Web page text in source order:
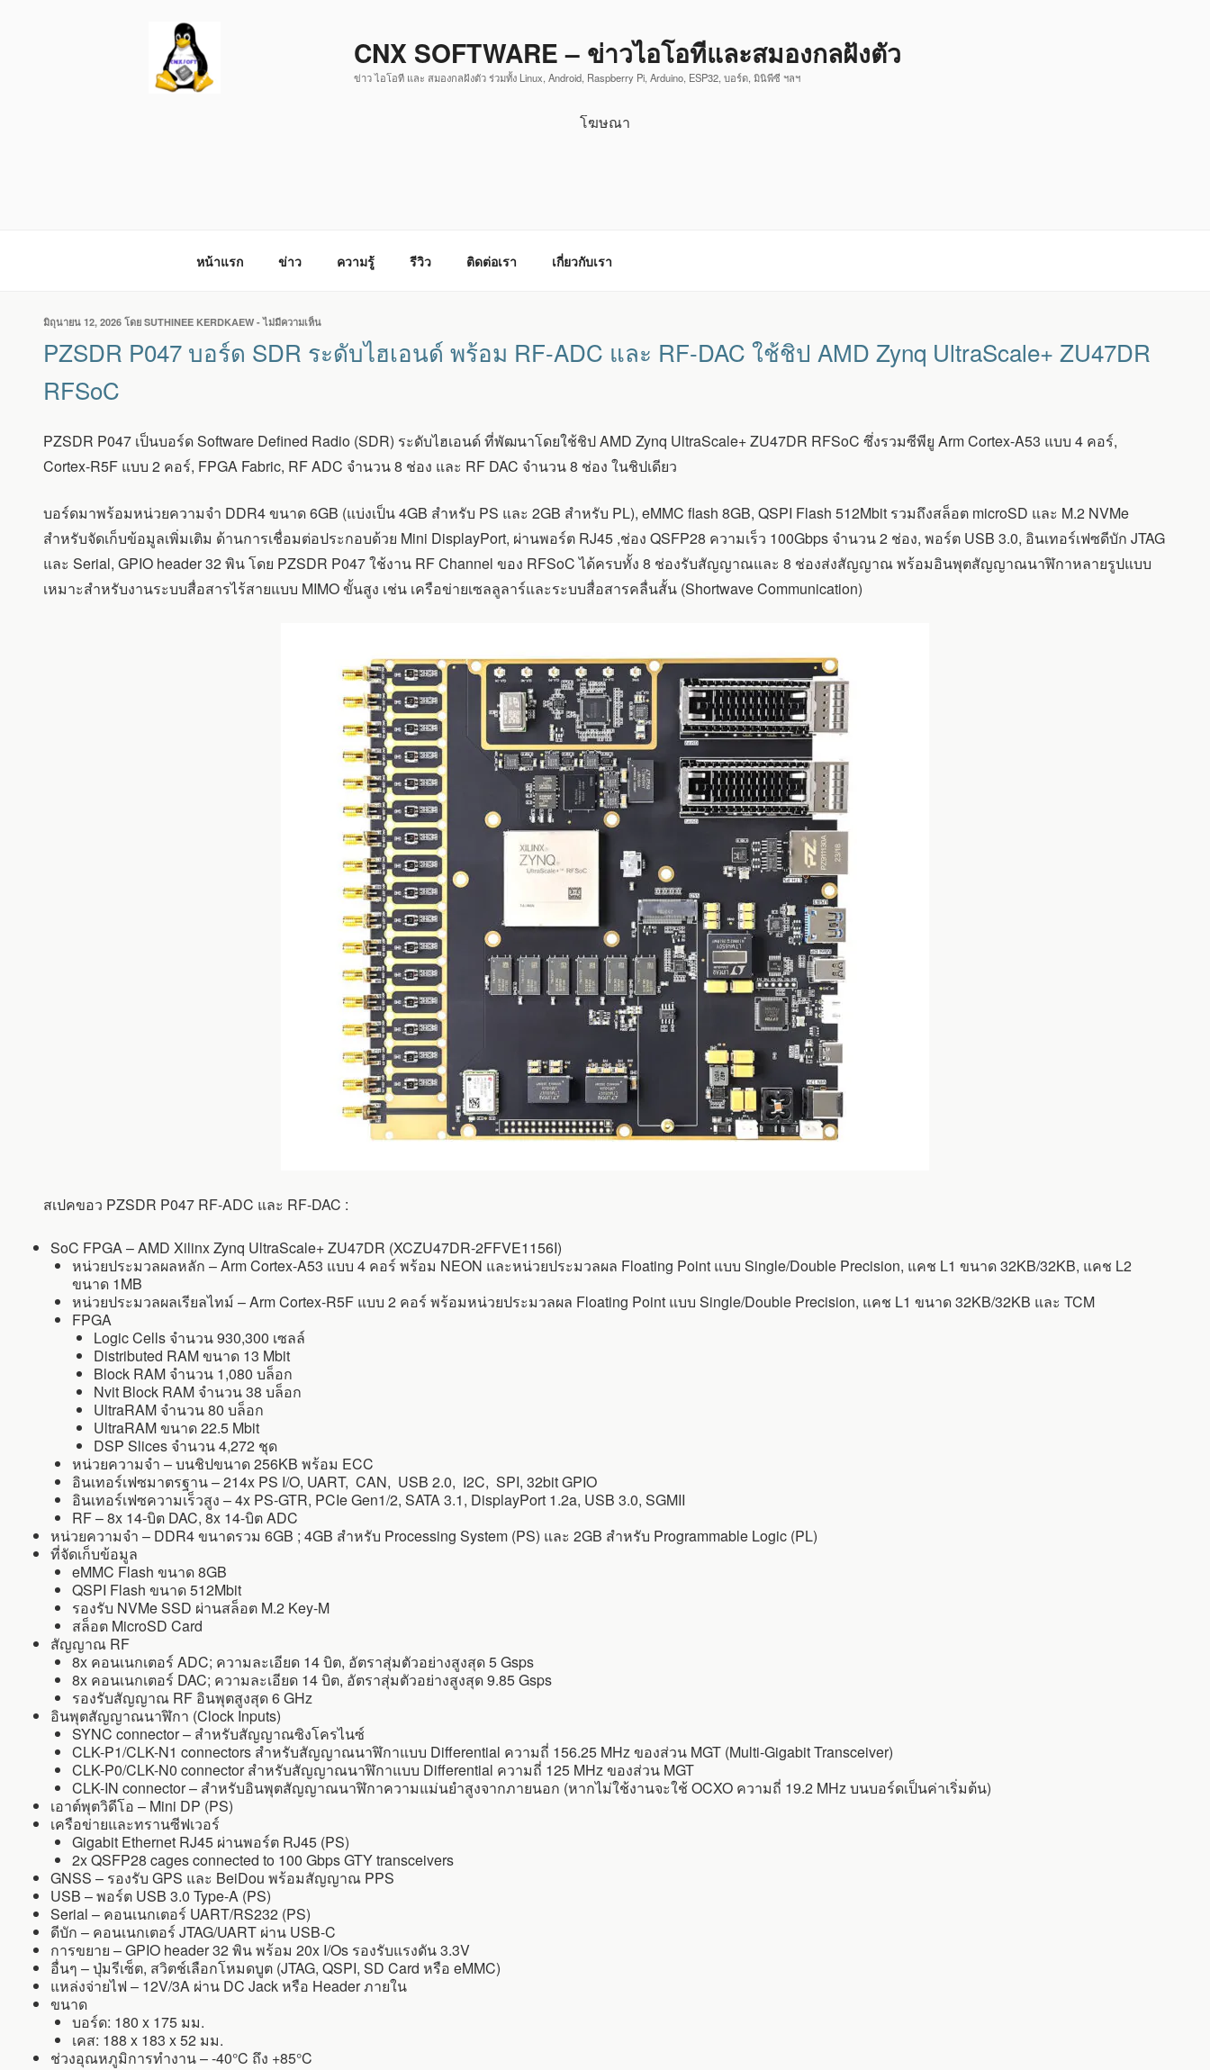
CNX SOFTWARE – ข่าวไอโอทีและสมองกลฝังตัว
ข่าว ไอโอที และ สมองกลฝังตัว ร่วมทั้ง Linux, Android, Raspberry Pi, Arduino, ESP32, บอร์ด, มินิพีซี ฯลฯ
โฆษณา
หน้าแรก ข่าว ความรู้ รีวิว ติดต่อเรา เกี่ยวกับเรา
เขียน
ที่
มิถุนายน 12, 2026 โดย SUTHINEE KERDKAEW -ไม่มีความเห็น
P047
ไฮ
เอน
ด์
RF-
และ
RF-
ใช้
ULTRASCALE+
ZU47DR
RFSOC
PZSDR P047 บอร์ด SDR ระดับไฮเอนด์ พร้อม RF-ADC และ RF-DAC ใช้ชิป AMD Zynq UltraScale+ ZU47DR
RFSoC
PZSDR P047 เป็นบอร์ด Software Defined Radio (SDR) ระดับไฮเอนด์ ที่พัฒนาโดยใช้ชิป AMD Zynq UltraScale+ ZU47DR RFSoC ซึ่งรวมซีพียู Arm Cortex-A53 แบบ 4 คอร์,
Cortex-R5F แบบ 2 คอร์, FPGA Fabric, RF ADC จำนวน 8 ช่อง และ RF DAC จำนวน 8 ช่อง ในชิปเดียว
บอร์ดมาพร้อมหน่วยความจำ DDR4 ขนาด 6GB (แบ่งเป็น 4GB สำหรับ PS และ 2GB สำหรับ PL), eMMC flash 8GB, QSPI Flash 512Mbit รวมถึงสล็อต microSD และ M.2 NVMe
สำหรับจัดเก็บข้อมูลเพิ่มเติม ด้านการเชื่อมต่อประกอบด้วย Mini DisplayPort, ผ่านพอร์ต RJ45 ,ช่อง QSFP28 ความเร็ว 100Gbps จำนวน 2 ช่อง, พอร์ต USB 3.0, อินเทอร์เฟซดีบัก JTAG
และ Serial, GPIO header 32 พิน โดย PZSDR P047 ใช้งาน RF Channel ของ RFSoC ได้ครบทั้ง 8 ช่องรับสัญญาณและ 8 ช่องส่งสัญญาณ พร้อมอินพุตสัญญาณนาฬิกาหลายรูปแบบ
เหมาะสำหรับงานระบบสื่อสารไร้สายแบบ MIMO ขั้นสูง เช่น เครือข่ายเซลลูลาร์และระบบสื่อสารคลื่นสั้น (Shortwave Communication)
สเปคขอว PZSDR P047 RF-ADC และ RF-DAC :
SoC FPGA – AMD Xilinx Zynq UltraScale+ ZU47DR (XCZU47DR-2FFVE1156I)
หน่วยประมวลผลหลัก – Arm Cortex-A53 แบบ 4 คอร์ พร้อม NEON และหน่วยประมวลผล Floating Point แบบ Single/Double Precision, แคช L1 ขนาด 32KB/32KB, แคช L2
ขนาด 1MB
หน่วยประมวลผลเรียลไทม์ – Arm Cortex-R5F แบบ 2 คอร์ พร้อมหน่วยประมวลผล Floating Point แบบ Single/Double Precision, แคช L1 ขนาด 32KB/32KB และ TCM
FPGA
Logic Cells จำนวน 930,300 เซลล์
Distributed RAM ขนาด 13 Mbit
Block RAM จำนวน 1,080 บล็อก
Nvit Block RAM จำนวน 38 บล็อก
UltraRAM จำนวน 80 บล็อก
UltraRAM ขนาด 22.5 Mbit
DSP Slices จำนวน 4,272 ชุด
หน่วยความจำ – บนชิปขนาด 256KB พร้อม ECC
อินเทอร์เฟซมาตรฐาน – 214x PS I/O, UART, CAN, USB 2.0, I2C, SPI, 32bit GPIO
อินเทอร์เฟซความเร็วสูง – 4x PS-GTR, PCIe Gen1/2, SATA 3.1, DisplayPort 1.2a, USB 3.0, SGMII
RF – 8x 14-บิต DAC, 8x 14-บิต ADC
หน่วยความจำ – DDR4 ขนาดรวม 6GB ; 4GB สำหรับ Processing System (PS) และ 2GB สำหรับ Programmable Logic (PL)
ที่จัดเก็บข้อมูล
eMMC Flash ขนาด 8GB
QSPI Flash ขนาด 512Mbit
รองรับ NVMe SSD ผ่านสล็อต M.2 Key-M
สล็อต MicroSD Card
สัญญาณ RF
8x คอนเนกเตอร์ ADC; ความละเอียด 14 บิต, อัตราสุ่มตัวอย่างสูงสุด 5 Gsps
8x คอนเนกเตอร์ DAC; ความละเอียด 14 บิต, อัตราสุ่มตัวอย่างสูงสุด 9.85 Gsps
รองรับสัญญาณ RF อินพุตสูงสุด 6 GHz
อินพุตสัญญาณนาฬิกา (Clock Inputs)
SYNC connector – สำหรับสัญญาณซิงโครไนซ์
CLK-P1/CLK-N1 connectors สำหรับสัญญาณนาฬิกาแบบ Differential ความถี่ 156.25 MHz ของส่วน MGT (Multi-Gigabit Transceiver)
CLK-P0/CLK-N0 connector สำหรับสัญญาณนาฬิกาแบบ Differential ความถี่ 125 MHz ของส่วน MGT
CLK-IN connector – สำหรับอินพุตสัญญาณนาฬิกาความแม่นยำสูงจากภายนอก (หากไม่ใช้งานจะใช้ OCXO ความถี่ 19.2 MHz บนบอร์ดเป็นค่าเริ่มต้น)
เอาต์พุตวิดีโอ – Mini DP (PS)
เครือข่ายและทรานซีฟเวอร์
Gigabit Ethernet RJ45 ผ่านพอร์ต RJ45 (PS)
2x QSFP28 cages connected to 100 Gbps GTY transceivers
GNSS – รองรับ GPS และ BeiDou พร้อมสัญญาณ PPS
USB – พอร์ต USB 3.0 Type-A (PS)
Serial – คอนเนกเตอร์ UART/RS232 (PS)
ดีบัก – คอนเนกเตอร์ JTAG/UART ผ่าน USB-C
การขยาย – GPIO header 32 พิน พร้อม 20x I/Os รองรับแรงดัน 3.3V
อื่นๆ – ปุ่มรีเซ็ต, สวิตช์เลือกโหมดบูต (JTAG, QSPI, SD Card หรือ eMMC)
แหล่งจ่ายไฟ – 12V/3A ผ่าน DC Jack หรือ Header ภายใน
ขนาด
บอร์ด: 180 x 175 มม.
เคส: 188 x 183 x 52 มม.
ช่วงอุณหภูมิการทำงาน – -40°C ถึง +85°C